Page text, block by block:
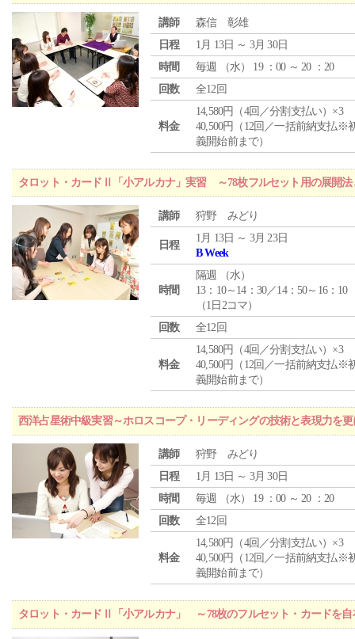
講師
森信 彰雄
日程
1月 13日 ～ 3月 30日
時間
毎週 （水） 19 ：00 ～ 20 ：20
回数
全12回
料金
14,580円（4回／分割支払い）×3
40,500円（12回／一括前納支払※
義開始前まで）
タロット・カードⅡ「小アルカナ」実習 ～78枚フルセット用の展開法
講師 狩野 みどり
日程
1月 13日 ～ 3月 23日
B Week
時間
隔週 （水）
13：10～14：30／14：50～16：10
（1日2コマ）
回数
全12回
料金
14,580円（4回／分割支払い）×3
40,500円（12回／一括前納支払※
義開始前まで）
西洋占星術中級実習～ホロスコープ・リーディングの技術と表現力を
講師
狩野 みどり
日程
1月 13日 ～ 3月 30日
時間
毎週 （水） 19 ：00 ～ 20 ：20
回数
全12回
料金
14,580円（4回／分割支払い）×3
40,500円（12回／一括前納支払※
義開始前まで）
タロット・カードⅡ「小アルカナ」 ～78枚のフルセット・カードを自